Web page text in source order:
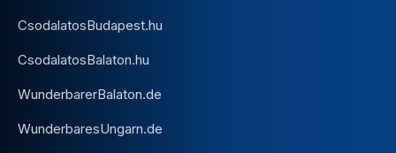
CsodalatosBudapest.hu
CsodalatosBalaton.hu
WunderbarerBalaton.de
WunderbaresUngarn.de